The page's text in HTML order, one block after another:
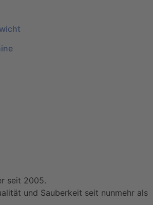
seit 2005.
und Sauberkeit seit nunmehr als